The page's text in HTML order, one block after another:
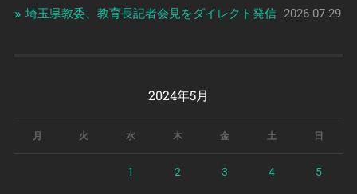
埼玉県教委、教育長記者会見をダイレクト発信 2026-07-29
2024年5月
月 火 水 木 金 土 日
1 2 3 4 5